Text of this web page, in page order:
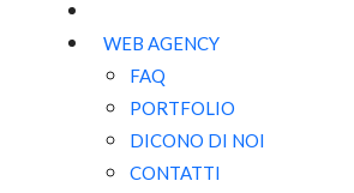
WEB AGENCY
FAQ
PORTFOLIO
DICONO DI NOI
CONTATTI